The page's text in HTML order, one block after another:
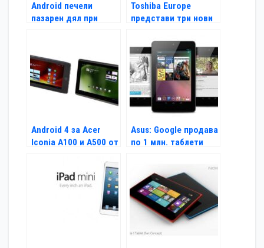
Android печели
пазарен дял при
Toshiba Europe
представи три нови
Android 4 за Acer
Iconia A100 и A500 от
Asus: Google продава
по 1 млн. таблети